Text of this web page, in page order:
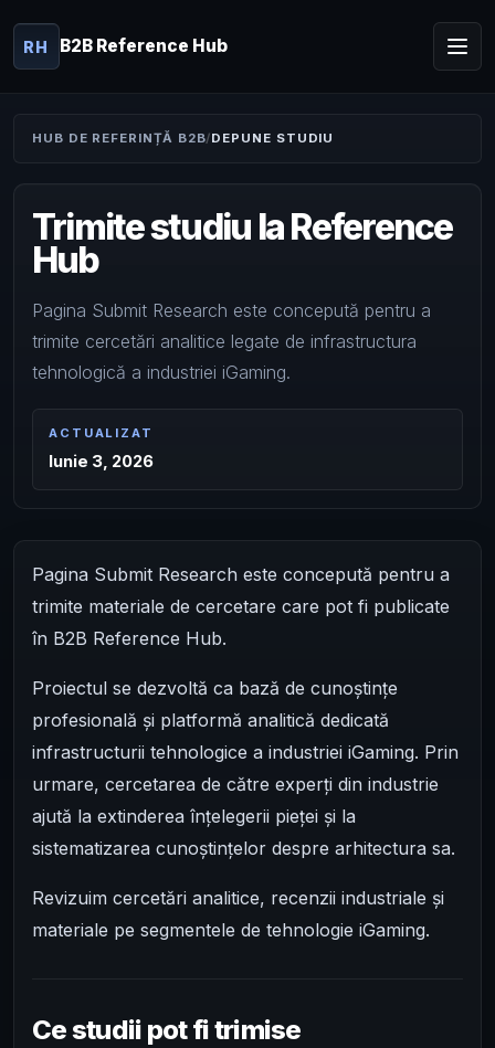
RH B2B Reference Hub
HUB DE REFERINȚĂ B2B DEPUNE STUDIU
Trimite studiu la Reference
Hub
Pagina Submit Research este concepută pentru a
trimite cercetări analitice legate de infrastructura
tehnologică a industriei iGaming.
ACTUALIZAT
Iunie 3, 2026
Pagina Submit Research este concepută pentru a
trimite materiale de cercetare care pot fi publicate
în B2B Reference Hub.
Proiectul se dezvoltă ca bază de cunoștințe
profesională și platformă analitică dedicată
infrastructurii tehnologice a industriei iGaming. Prin
urmare, cercetarea de către experți din industrie
ajută la extinderea înțelegerii pieței și la
sistematizarea cunoștințelor despre arhitectura sa.
Revizuim cercetări analitice, recenzii industriale și
materiale pe segmentele de tehnologie iGaming.
Ce studii pot fi trimise